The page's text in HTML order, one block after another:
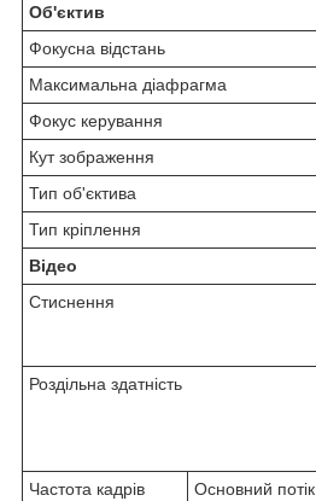
Об'єктив
Фокусна відстань
Максимальна діафрагма
Фокус керування
Кут зображення
Тип об'єктива
Тип кріплення
Відео
Стиснення
Роздільна здатність
Частота кадрів
Основний потік